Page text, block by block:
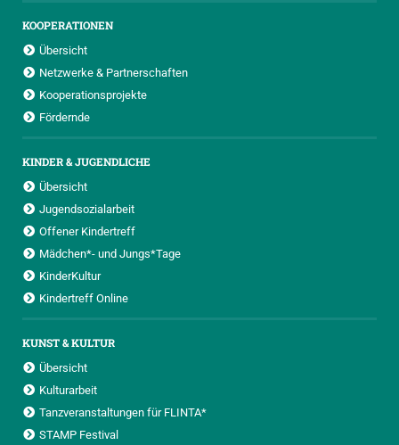
KOOPERATIONEN
Übersicht
Netzwerke & Partnerschaften
Kooperationsprojekte
Fördernde
KINDER & JUGENDLICHE
Übersicht
Jugendsozialarbeit
Offener Kindertreff
Mädchen*- und Jungs*Tage
KinderKultur
Kindertreff Online
KUNST & KULTUR
Übersicht
Kulturarbeit
Tanzveranstaltungen für FLINTA*
STAMP Festival